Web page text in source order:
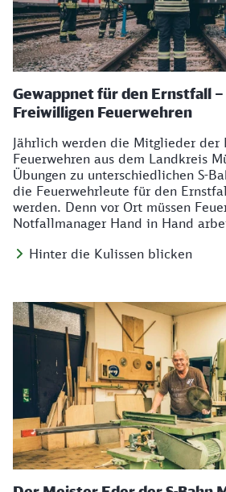
Gewappnet für den Ernstfall –
Freiwilligen Feuerwehren
Jährlich werden die Mitglieder der
Feuerwehren aus dem Landkreis
Übungen zu unterschiedlichen S-
die Feuerwehrleute für den
werden. Denn vor Ort müssen
Notfallmanager Hand in Hand
Hinter die Kulissen blicken